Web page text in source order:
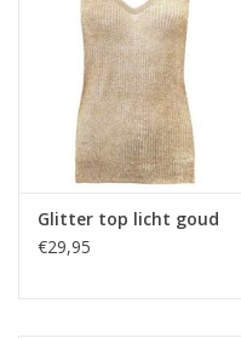
Home deco
Herensokken
Glitter top licht goud
€29,95